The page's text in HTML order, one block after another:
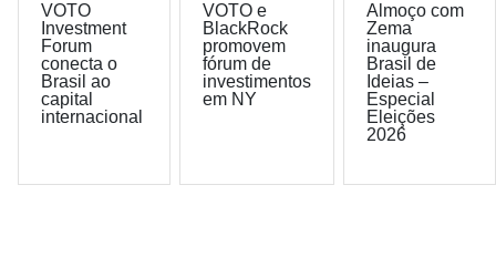
VOTO
Investment
Forum
conecta o
Brasil ao
capital
internacional
VOTO e
BlackRock
promovem
fórum de
investimentos
em NY
Almoço com
Zema
inaugura
Brasil de
Ideias –
Especial
Eleições
2026